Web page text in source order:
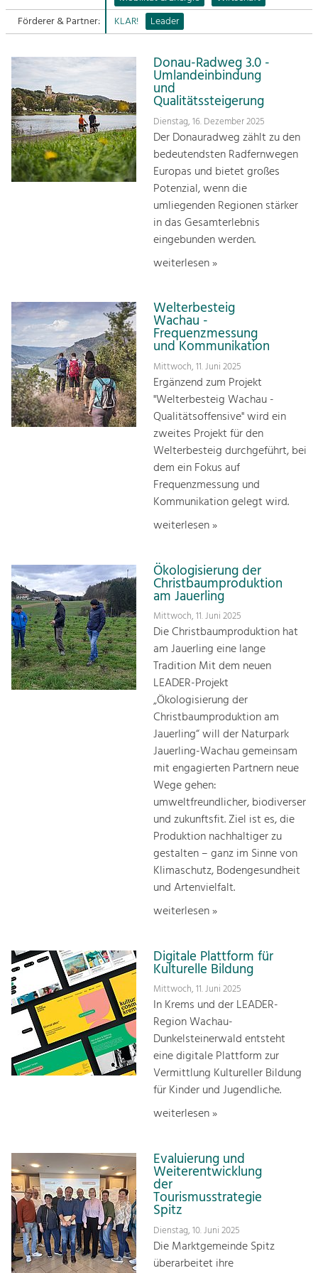
Sitemap
Kontakt
Tourismus
Positionierung.
Kunst & Kultur
Handwerk, Wissenschaft und Forschung.
Soziales, Bildung &
Identität
Gleichberechtigung, Jugend und
Mobilität & Energie
Klimawandel, öffentlicher Verkehr und
Förderer & Partner:
KLAR! Leader
Donau-Radweg 3.0 -
Umlandeinbindung
und
Qualitätssteigerung
Dienstag, 16. Dezember 2025
Der Donauradweg zählt zu den
bedeutendsten Radfernwegen
Europas und bietet großes
Potenzial, wenn die
umliegenden Regionen stärker
in das Gesamterlebnis
eingebunden werden.
weiterlesen »
Welterbesteig
Wachau -
Frequenzmessung
und Kommunikation
Mittwoch, 11. Juni 2025
Ergänzend zum Projekt
"Welterbesteig Wachau -
Qualitätsoffensive" wird ein
zweites Projekt für den
Welterbesteig durchgeführt, bei
dem ein Fokus auf
Frequenzmessung und
Kommunikation gelegt wird.
weiterlesen »
Ökologisierung der
Christbaumproduktion
am Jauerling
Mittwoch, 11. Juni 2025
Die Christbaumproduktion hat
am Jauerling eine lange
Tradition Mit dem neuen
LEADER-Projekt
„Ökologisierung der
Christbaumproduktion am
Jauerling“ will der Naturpark
Jauerling-Wachau gemeinsam
mit engagierten Partnern neue
Wege gehen:
umweltfreundlicher, biodiverser
und zukunftsfit. Ziel ist es, die
Produktion nachhaltiger zu
gestalten – ganz im Sinne von
Klimaschutz, Bodengesundheit
und Artenvielfalt.
weiterlesen »
Digitale Plattform für
Kulturelle Bildung
Mittwoch, 11. Juni 2025
In Krems und der LEADER-
Region Wachau-
Dunkelsteinerwald entsteht
eine digitale Plattform zur
Vermittlung Kultureller Bildung
für Kinder und Jugendliche.
weiterlesen »
Evaluierung und
Weiterentwicklung
der
Tourismusstrategie
Spitz
Dienstag, 10. Juni 2025
Die Marktgemeinde Spitz
überarbeitet ihre